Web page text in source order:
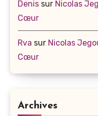
Denis sur Nicolas
Cœur
Rva sur Nicolas
Cœur
Archives